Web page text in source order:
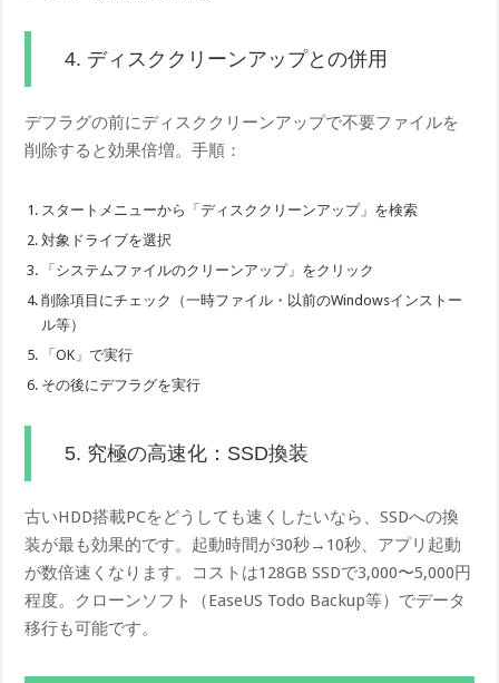
4. ディスククリーンアップとの併用
デフラグの前にディスククリーンアップで不要ファイルを
削除すると効果倍増。手順：
スタートメニューから「ディスククリーンアップ」を検索
対象ドライブを選択
「システムファイルのクリーンアップ」をクリック
削除項目にチェック（一時ファイル・以前のWindowsインストー
ル等）
「OK」で実行
その後にデフラグを実行
5. 究極の高速化：SSD換装
古いHDD搭載PCをどうしても速くしたいなら、SSDへの換
装が最も効果的です。起動時間が30秒→10秒、アプリ起動
が数倍速くなります。コストは128GB SSDで3,000〜5,000円
程度。クローンソフト（EaseUS Todo Backup等）でデータ
移行も可能です。